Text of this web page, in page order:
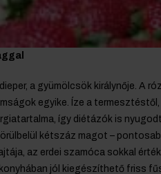
a gyümölcsök királynője. A
egyike. Íze a
így diétázók is
kétszáz magot –
az erdei szamóca sokkal
jól kiegészíthető friss